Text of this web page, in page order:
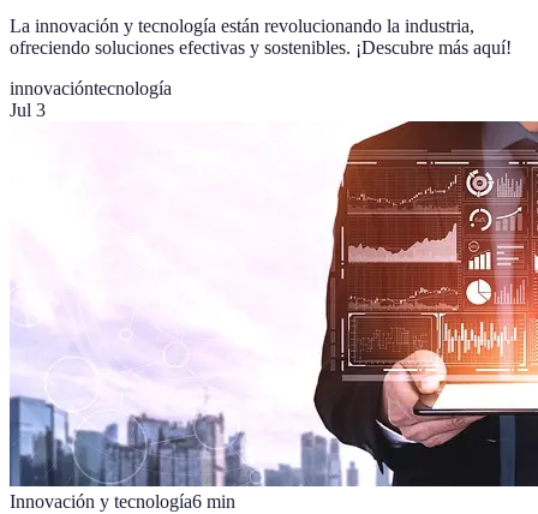
La innovación y tecnología están revolucionando la industria,
ofreciendo soluciones efectivas y sostenibles. ¡Descubre más aquí!
innovacióntecnología
Jul 3
Innovación y tecnología6 min